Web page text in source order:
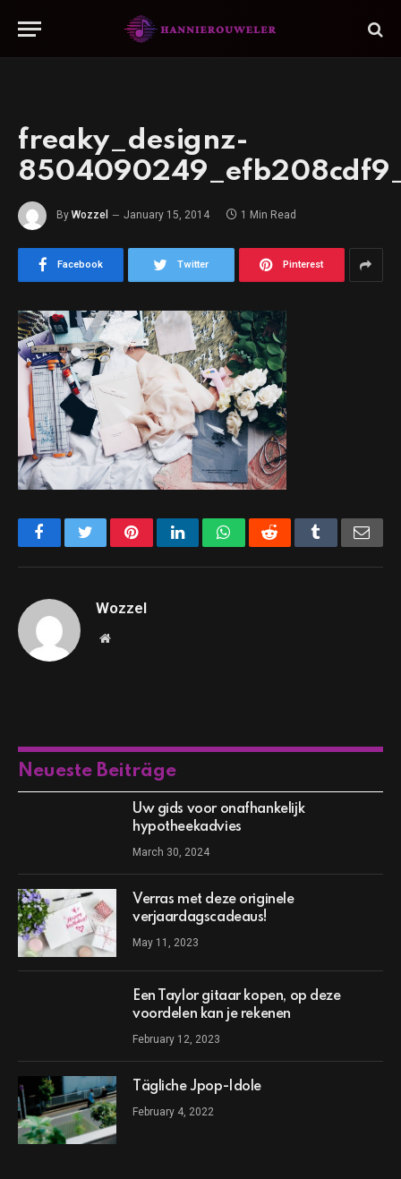
freaky_designz-
By Wozzel January 15, 2014 1 Min Read
Facebook Twitter Pinterest
FacebookTwitterPinterestLinkedInWhatsAppReddit Tumblr
Wozzel
Website
Neueste Beiträge
Uw gids voor onafhankelijk
hypotheekadvies
March 30, 2024
Verras met deze originele
verjaardagscadeaus!
May 11, 2023
Een Taylor gitaar kopen, op deze
voordelen kan je rekenen
February 12, 2023
Tägliche Jpop-Idole
February 4, 2022